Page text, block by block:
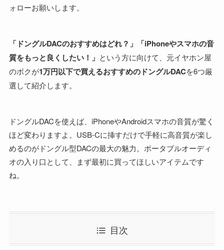
ォローお願いします。
「ドングルDACのおすすめはどれ？」「iPhoneやスマホの音
質をもっと良くしたい！」 という方に向けて、元イヤホン屋
のボクが1万円以下で買えるおすすめのドングルDACを6つ厳
選して紹介します。
ドングルDACを使えば、iPhoneやAndroidスマホの音質が驚く
ほど変わりますよ。USB-Cに挿すだけで手軽に高音質が楽し
めるのがドングル型DACの最大の魅力。ポータブルオーディ
オの入り口として、まず最初に買ってほしいアイテムです
ね。
目次